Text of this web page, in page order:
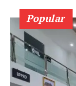
Popular